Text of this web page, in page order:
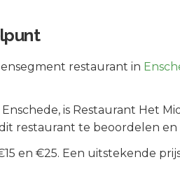
restaurant in
Enschede, is Restaurant Het
restaurant te beoordelen
en €25. Een uitstekende